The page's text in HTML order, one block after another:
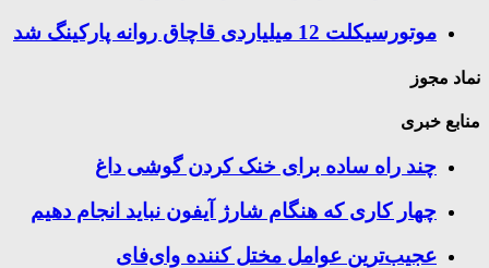
موتورسيكلت 12 ميلياردی قاچاق روانه پاركينگ شد
نماد مجوز
منابع خبری
چند راه‌ ساده برای خنک کردن گوشی داغ
چهار کاری که هنگام شارژ آیفون نباید انجام دهیم
عجیب‌ترین عوامل مختل کننده وای‌فای